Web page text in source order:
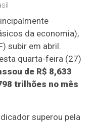
da economia),
subir em abril.
quarta-feira (27)
de R$ 8,633
trilhões no mês
superou pela